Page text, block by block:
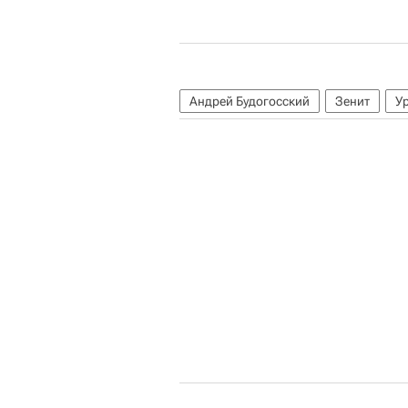
Андрей Будогосский Зенит